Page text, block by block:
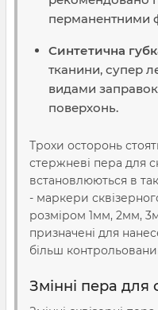
перманентними
Синтетична
тканини, супер
видами
поверхонь.
Трохи осторонь
стержневі пера для
встановлюються в
- маркери
розміром 1мм, 2мм,
призначені для
більш
Змінні пера для